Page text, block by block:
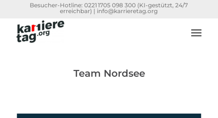
Besucher-Hotline:0221 1705 098 300 (KI-gestützt, 24/7
erreichbar) | info@karrieretag.org
Team Nordsee